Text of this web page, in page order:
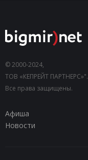
© 2000-2024,
ТОВ «КЕПРЕЙТ ПАРТНЕРС»".
Все права защищены.
Афиша
Новости